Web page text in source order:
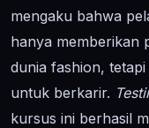
mengaku bahwa
hanya memberikan
dunia fashion,
untuk berkarir.
kursus ini berhasil